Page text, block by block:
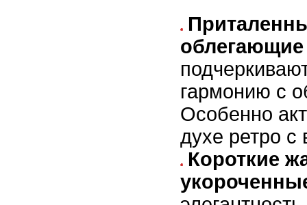
гармонию с
Особенно
духе ретро с
Короткие